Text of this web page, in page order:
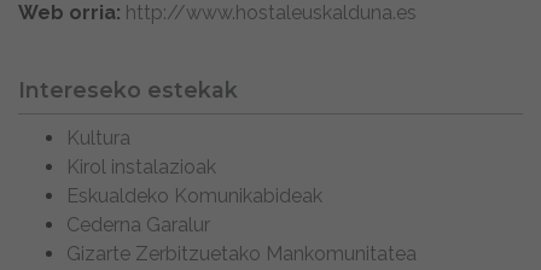
Web orria: http://www.hostaleuskalduna.es
Intereseko estekak
Kultura
Kirol instalazioak
Eskualdeko Komunikabideak
Cederna Garalur
Gizarte Zerbitzuetako Mankomunitatea